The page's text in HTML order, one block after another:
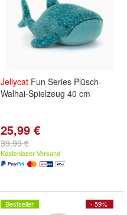
Jellycat Fun Series Plüsch-
Walhai-Spielzeug 40 cm
25,99 €
39,99 €
Kostenloser Versand
- 59%
Bestseller